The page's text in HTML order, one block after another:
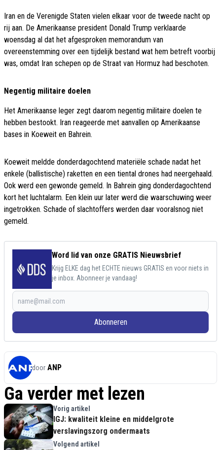
Iran en de Verenigde Staten vielen elkaar voor de tweede nacht op
rij aan. De Amerikaanse president Donald Trump verklaarde
woensdag al dat het afgesproken memorandum van
overeenstemming over een tijdelijk bestand wat hem betreft voorbij
was, omdat Iran schepen op de Straat van Hormuz had beschoten.
Negentig militaire doelen
Het Amerikaanse leger zegt daarom negentig militaire doelen te
hebben bestookt. Iran reageerde met aanvallen op Amerikaanse
bases in Koeweit en Bahrein.
Koeweit meldde donderdagochtend materiële schade nadat het
enkele (ballistische) raketten en een tiental drones had neergehaald.
Ook werd een gewonde gemeld. In Bahrein ging donderdagochtend
kort het luchtalarm. Een klein uur later werd die waarschuwing weer
ingetrokken. Schade of slachtoffers werden daar vooralsnog niet
gemeld.
Word lid van onze GRATIS Nieuwsbrief
Krijg ELKE dag het ECHTE nieuws GRATIS en voor niets in
je inbox. Abonneer je vandaag!
Abonneren
door ANP
Ga verder met lezen
Vorig artikel
IGJ: kwaliteit kleine en middelgrote
verslavingszorg ondermaats
Volgend artikel